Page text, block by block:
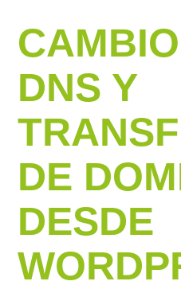
DNS Y
DE
DESDE